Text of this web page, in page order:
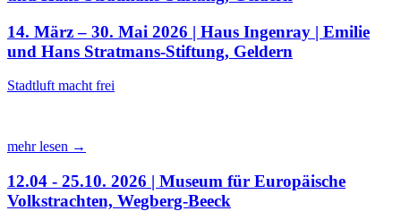
14. März – 30. Mai 2026 | Haus Ingenray | Emilie
und Hans Stratmans-Stiftung, Geldern
Stadtluft macht frei
mehr lesen →
12.04 - 25.10. 2026 | Museum für Europäische
Volkstrachten, Wegberg-Beeck